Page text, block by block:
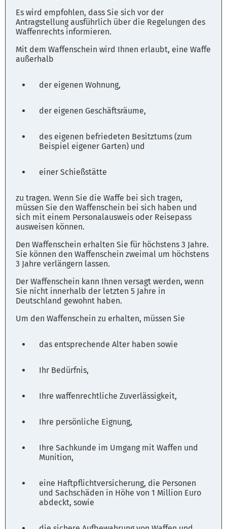
Es wird empfohlen, dass Sie sich vor der
Antragstellung ausführlich über die Regelungen des
Waffenrechts informieren.
Mit dem Waffenschein wird Ihnen erlaubt, eine Waffe
außerhalb
der eigenen Wohnung,
der eigenen Geschäftsräume,
des eigenen befriedeten Besitztums (zum
Beispiel eigener Garten) und
einer Schießstätte
zu tragen. Wenn Sie die Waffe bei sich tragen,
müssen Sie den Waffenschein bei sich haben und
sich mit einem Personalausweis oder Reisepass
ausweisen können.
Den Waffenschein erhalten Sie für höchstens 3 Jahre.
Sie können den Waffenschein zweimal um höchstens
3 Jahre verlängern lassen.
Der Waffenschein kann Ihnen versagt werden, wenn
Sie nicht innerhalb der letzten 5 Jahre in
Deutschland gewohnt haben.
Um den Waffenschein zu erhalten, müssen Sie
das entsprechende Alter haben sowie
Ihr Bedürfnis,
Ihre waffenrechtliche Zuverlässigkeit,
Ihre persönliche Eignung,
Ihre Sachkunde im Umgang mit Waffen und
Munition,
eine Haftpflichtversicherung, die Personen
und Sachschäden in Höhe von 1 Million Euro
abdeckt, sowie